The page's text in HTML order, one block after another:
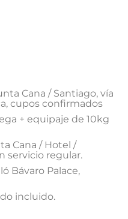
Cana / Santiago, vía
cupos confirmados
+ equipaje de 10kg
Cana / Hotel /
servicio regular.
Bávaro Palace,
incluido.